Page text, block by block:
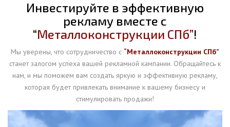
Инвестируйте в эффективную
рекламу вместе с
“Металлоконструкции СПб”!
Мы уверены, что сотрудничество с “Металлоконструкции СПб”
станет залогом успеха вашей рекламной кампании. Обращайтесь к
нам, и мы поможем вам создать яркую и эффективную рекламу,
которая будет привлекать внимание к вашему бизнесу и
стимулировать продажи!